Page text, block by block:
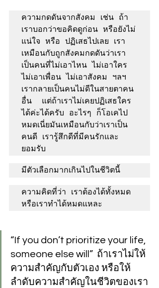
ความกดดันจากสังคม เช่น ถ้า
เราบอกว่าขอคิดดูก่อน หรือยังไม่
แน่ใจ หรือ ปฏิเสธไปเลย เรา
เหมือนกับถูกสังคมกดดันว่าเรา
เป็นคนที่ไม่เอาไหน ไม่เอาใคร
ไม่เอาเพื่อน ไม่เอาสังคม ฯลฯ
เรากลายเป็นคนไม่ดีในสายตาคน
อื่น  แต่ถ้าเราไม่เคยปฏิเสธใคร
ได้ค่ะได้ครับ อะไรๆ ก็โอเคไป
หมดเนี่ยมันเหมือนกับว่าเราเป็น
คนดี เรารู้สึกดีที่มีคนรักและ
ยอมรับ
มีตัวเลือกมากเกินไปในชีวิตนี้
ความคิดที่ว่า เราต้องได้ทั้งหมด
หรือเราทำได้หมดแหละ
“If you don’t prioritize your life,
someone else will”  ถ้าเราไม่ให้
ความสำคัญกับตัวเอง หรือให้
ลำดับความสำคัญในชีวิตของเรา